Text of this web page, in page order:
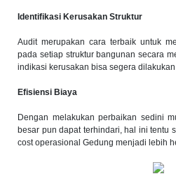
Identifikasi Kerusakan Struktur
Audit merupakan cara terbaik untuk
pada setiap struktur bangunan secara
indikasi kerusakan bisa segera dilakukan
Efisiensi Biaya
Dengan melakukan perbaikan sedini
besar pun dapat terhindari, hal ini tentu
cost operasional Gedung menjadi lebih